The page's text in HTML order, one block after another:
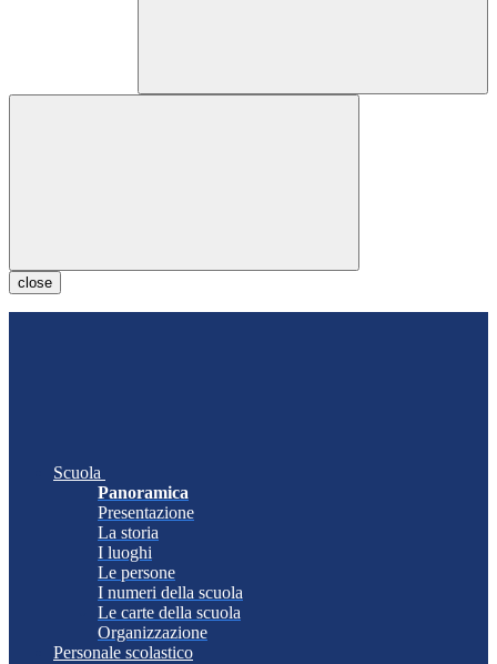
close
Scuola
Panoramica
Presentazione
La storia
I luoghi
Le persone
I numeri della scuola
Le carte della scuola
Organizzazione
Personale scolastico